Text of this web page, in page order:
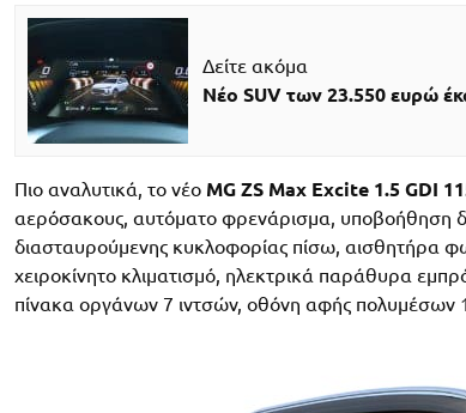
Δείτε ακόμα
Νέο SUV των 23.550 ευρώ
Πιο αναλυτικά, το νέο MG ZS Max Excite 1.5 GDI
αερόσακους, αυτόματο φρενάρισμα, υποβοήθηση
διασταυρούμενης κυκλοφορίας πίσω, αισθητήρα
χειροκίνητο κλιματισμό, ηλεκτρικά παράθυρα
πίνακα οργάνων 7 ιντσών, οθόνη αφής πολυμέσων